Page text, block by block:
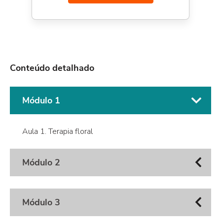
Conteúdo detalhado
Módulo 1
Aula 1. Terapia floral
Módulo 2
Módulo 3